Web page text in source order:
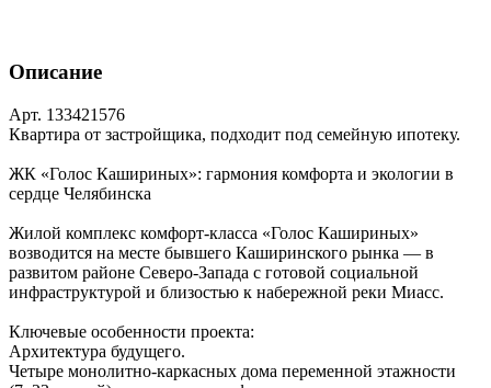
Описание
Арт. 133421576
Квартира от застройщика, подходит под семейную ипотеку.
ЖК «Голос Кашириных»: гармония комфорта и экологии в
сердце Челябинска
Жилой комплекс комфорт‑класса «Голос Кашириных»
возводится на месте бывшего Каширинского рынка — в
развитом районе Северо‑Запада с готовой социальной
инфраструктурой и близостью к набережной реки Миасс.
Ключевые особенности проекта:
Архитектура будущего.
Четыре монолитно‑каркасных дома переменной этажности